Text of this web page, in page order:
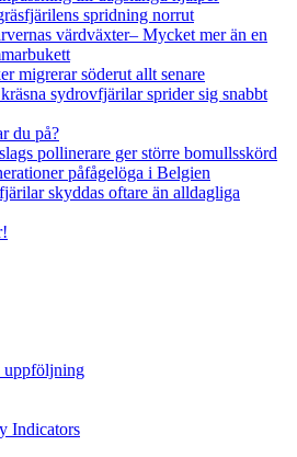
spridning norrut
värdväxter– Mycket mer än en
migrerar söderut allt senare
sydrovfjärilar sprider sig snabbt
du på?
pollinerare ger större bomullsskörd
påfågelöga i Belgien
skyddas oftare än alldagliga
uppföljning
Indicators